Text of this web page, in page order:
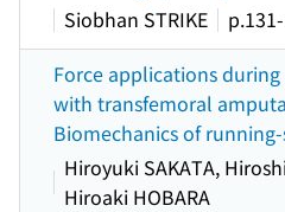
Siobhan STRIKE
Force applications
with transfemoral
Biomechanics of
Hiroyuki SAKATA,
Hiroaki HOBARA